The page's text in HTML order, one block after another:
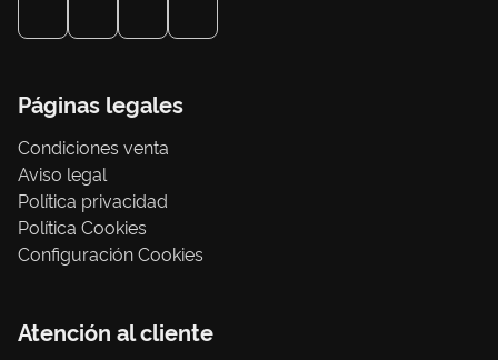
Páginas legales
Condiciones venta
Aviso legal
Política privacidad
Política Cookies
Configuración Cookies
Atención al cliente